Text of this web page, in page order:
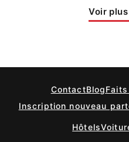
Voir
ContactBlog
Inscription nouveau
Hôtels